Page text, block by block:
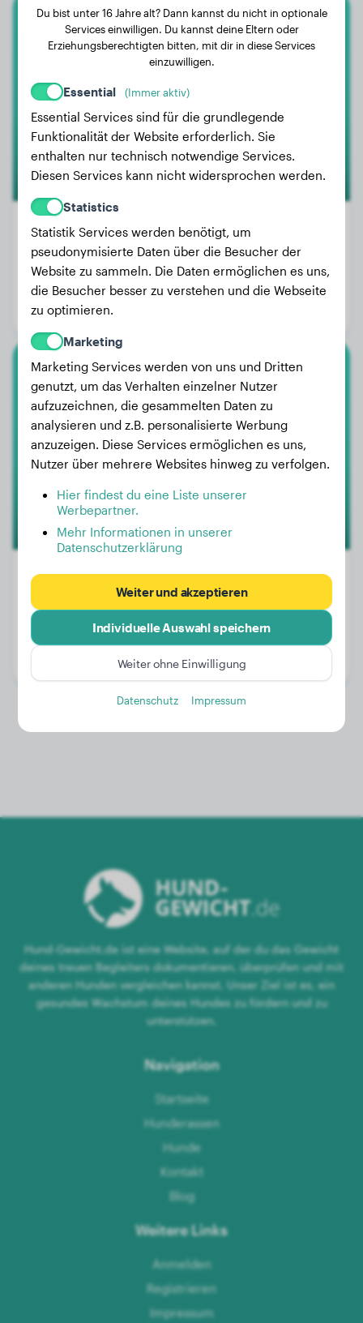
Briard
Tiffy
Gewicht:
Alter:
4 Jahre, 7 Monate
Geschlecht:
Airedale Terrier
Jefin
Gewicht:
25 kg
Alter:
3 Jahre
Hund-Gewicht.de ist eine Website, auf der du das Gewicht
deines treuen Begleiters dokumentieren, überprüfen und mit
anderen Hunden vergleichen kannst. Unser Ziel ist es, ein
gesundes Wachstum deines Hundes zu fördern und zu
unterstützen.
Navigation
Startseite
Hunderassen
Hunde
Kontakt
Blog
Weitere Links
Anmelden
Registrieren
Impressum
Du bist unter 16 Jahre alt? Dann kannst du nicht in optionale
Services einwilligen. Du kannst deine Eltern oder
Erziehungsberechtigten bitten, mit dir in diese Services
einzuwilligen.
Essential (Immer aktiv)
Essential Services sind für die grundlegende
Funktionalität der Website erforderlich. Sie
enthalten nur technisch notwendige Services.
Diesen Services kann nicht widersprochen werden.
Statistics
Statistik Services werden benötigt, um
pseudonymisierte Daten über die Besucher der
Website zu sammeln. Die Daten ermöglichen es uns,
die Besucher besser zu verstehen und die Webseite
zu optimieren.
Marketing
Marketing Services werden von uns und Dritten
genutzt, um das Verhalten einzelner Nutzer
aufzuzeichnen, die gesammelten Daten zu
analysieren und z.B. personalisierte Werbung
anzuzeigen. Diese Services ermöglichen es uns,
Nutzer über mehrere Websites hinweg zu verfolgen.
Hier findest du eine Liste unserer
Werbepartner.
Mehr Informationen in unserer
Datenschutzerklärung
Weiter und akzeptieren
Individuelle Auswahl speichern
Weiter ohne Einwilligung
Datenschutz Impressum